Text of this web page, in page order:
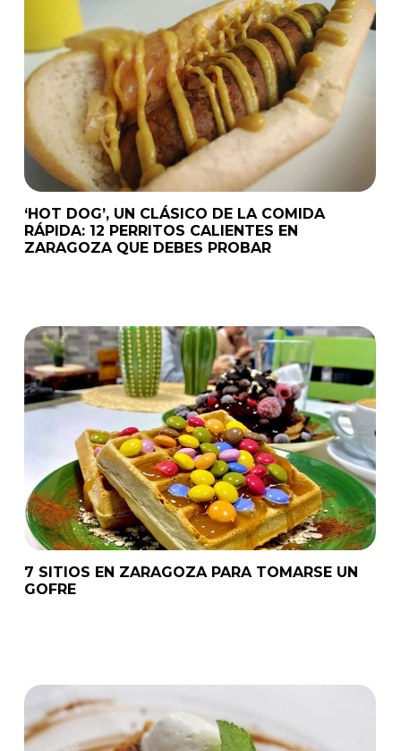
‘HOT DOG’, UN CLÁSICO DE LA COMIDA
RÁPIDA: 12 PERRITOS CALIENTES EN
ZARAGOZA QUE DEBES PROBAR
7 SITIOS EN ZARAGOZA PARA TOMARSE UN
GOFRE